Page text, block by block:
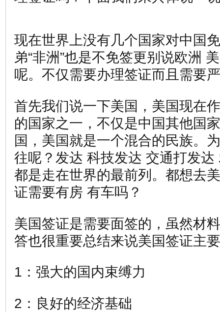
现在世界上没有几个国家对中国
弟“非洲”也是不免签更别说欧洲
呢。不仅需要办理签证而且需要
首先我们说一下美国，美国现在
的国家之一，不仅是中国其他国
国，美国就是一个混合的民族。
往呢？发达 科技发达 交通打发达
都是走在世界的最前列。都想去
证需要有房 有车吗？
美国签证是需要面签的，虽然材
答也很重要总结来说美国签证主
1：强大的国内束缚力
2：良好的经济基础